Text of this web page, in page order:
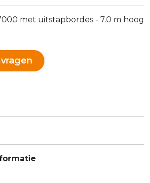
met uitstapbordes - 7.0 m hoog